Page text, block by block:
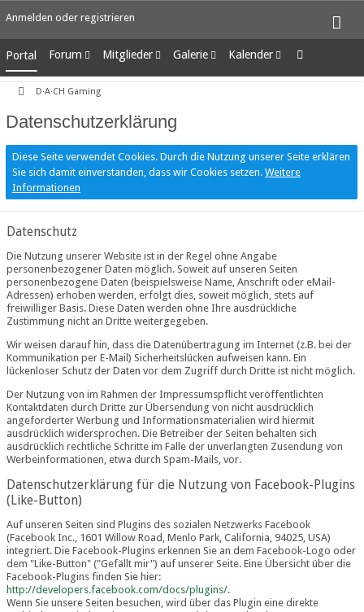
Anmelden oder registrieren
Portal Forum
Unerledigte Themen
Mitglieder
Letzte Aktivitäten
Team-Mitglieder
Mitgliedersuche
Galerie
Alben
Kalender
Wochenansicht
D·A·CH Gaming
Datenschutzerklärung
Diese Seite verwendet Cookies. Durch die Nutzung unserer Seite erklären
Sie sich damit einverstanden, dass wir Cookies setzen. Weitere
Informationen
Datenschutz
Die Nutzung unserer Website ist in der Regel ohne Angabe
personenbezogener Daten möglich. Soweit auf unseren Seiten
personenbezogene Daten (beispielsweise Name, Anschrift oder eMail-
Adressen) erhoben werden, erfolgt dies, soweit möglich, stets auf
freiwilliger Basis. Diese Daten werden ohne Ihre ausdrückliche
Zustimmung nicht an Dritte weitergegeben.
Wir weisen darauf hin, dass die Datenübertragung im Internet (z.B. bei der
Kommunikation per E-Mail) Sicherheitslücken aufweisen kann. Ein
lückenloser Schutz der Daten vor dem Zugriff durch Dritte ist nicht möglich.
Der Nutzung von im Rahmen der Impressumspflicht veröffentlichten
Kontaktdaten durch Dritte zur Übersendung von nicht ausdrücklich
angeforderter Werbung und Informationsmaterialien wird hiermit
ausdrücklich widersprochen. Die Betreiber der Seiten behalten sich
ausdrücklich rechtliche Schritte im Falle der unverlangten Zusendung von
Werbeinformationen, etwa durch Spam-Mails, vor.
Datenschutzerklärung für die Nutzung von Facebook-Plugins
(Like-Button)
Auf unseren Seiten sind Plugins des sozialen Netzwerks Facebook
(Facebook Inc., 1601 Willow Road, Menlo Park, California, 94025, USA)
integriert. Die Facebook-Plugins erkennen Sie an dem Facebook-Logo oder
dem "Like-Button" ("Gefällt mir") auf unserer Seite. Eine Übersicht über die
Facebook-Plugins finden Sie hier:
http://developers.facebook.com/docs/plugins/.
Wenn Sie unsere Seiten besuchen, wird über das Plugin eine direkte